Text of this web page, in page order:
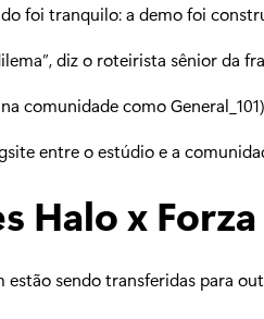
foi tranquilo: a demo foi
diz o roteirista sênior da
comunidade como
entre o estúdio e a
Halo x Forza
estão sendo transferidas para